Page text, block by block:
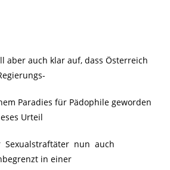
aber auch klar auf, dass Österreich
Paradies für Pädophile geworden
Urteil
Sexualstraftäter nun auch
in einer